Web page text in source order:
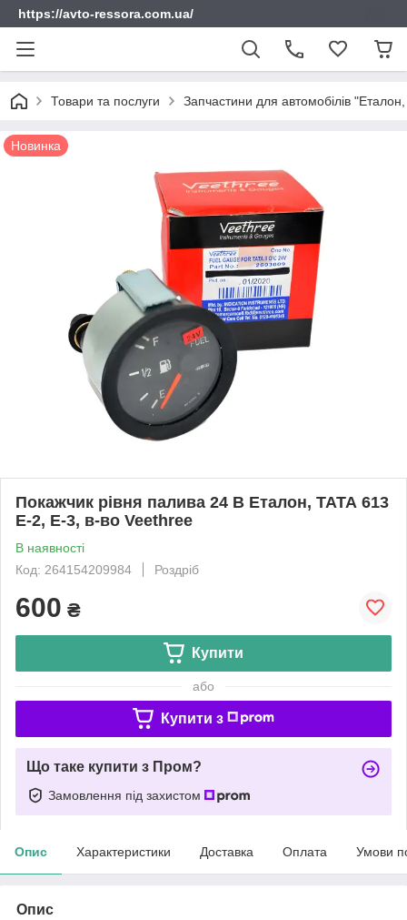
https://avto-ressora.com.ua/
Товари та послуги Запчастини для автомобілів
Новинка
Покажчик рівня палива 24 В Еталон, ТАТА 613
E-2, E-3, в-во Veethree
В наявності
Код: 264154209984
Роздріб
600 ₴
Купити
або
Купити з
Що таке купити з Пром?
Замовлення під захистом
Опис Характеристики Доставка Оплата Умови
Опис